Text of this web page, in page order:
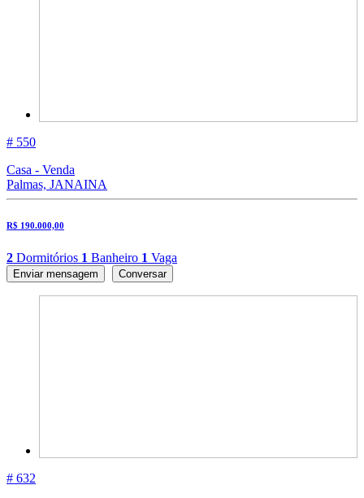
# 550
Casa - Venda
Palmas, JANAINA
R$ 190.000,00
2 Dormitórios 1 Banheiro 1 Vaga
Enviar mensagem Conversar
# 632